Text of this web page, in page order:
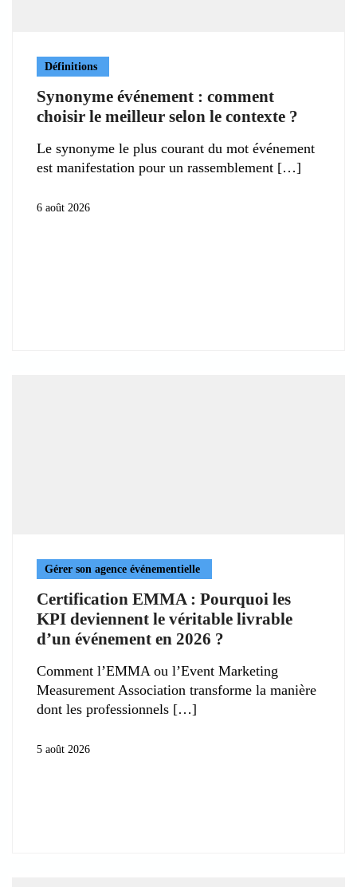
Définitions
Synonyme événement : comment
choisir le meilleur selon le contexte ?
Le synonyme le plus courant du mot événement
est manifestation pour un rassemblement
6 août 2026
Gérer son agence événementielle
Certification EMMA : Pourquoi les
KPI deviennent le véritable livrable
d’un événement en 2026 ?
Comment l’EMMA ou l’Event Marketing
Measurement Association transforme la manière
dont les professionnels
5 août 2026